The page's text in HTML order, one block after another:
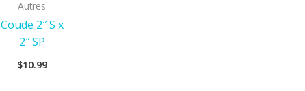
Autres
Coude 2″ S x
2″ SP
$10.99